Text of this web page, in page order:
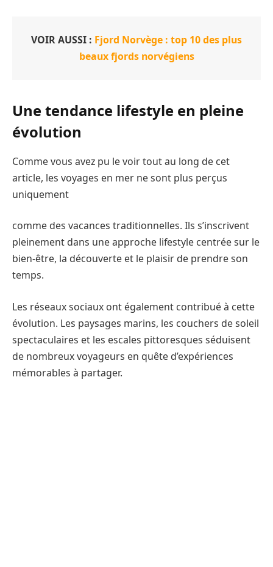
VOIR AUSSI : Fjord Norvège : top 10 des plus
beaux fjords norvégiens
Une tendance lifestyle en pleine
évolution
Comme vous avez pu le voir tout au long de cet
article, les voyages en mer ne sont plus perçus
uniquement
comme des vacances traditionnelles. Ils s’inscrivent
pleinement dans une approche lifestyle centrée sur le
bien-être, la découverte et le plaisir de prendre son
temps.
Les réseaux sociaux ont également contribué à cette
évolution. Les paysages marins, les couchers de soleil
spectaculaires et les escales pittoresques séduisent
de nombreux voyageurs en quête d’expériences
mémorables à partager.